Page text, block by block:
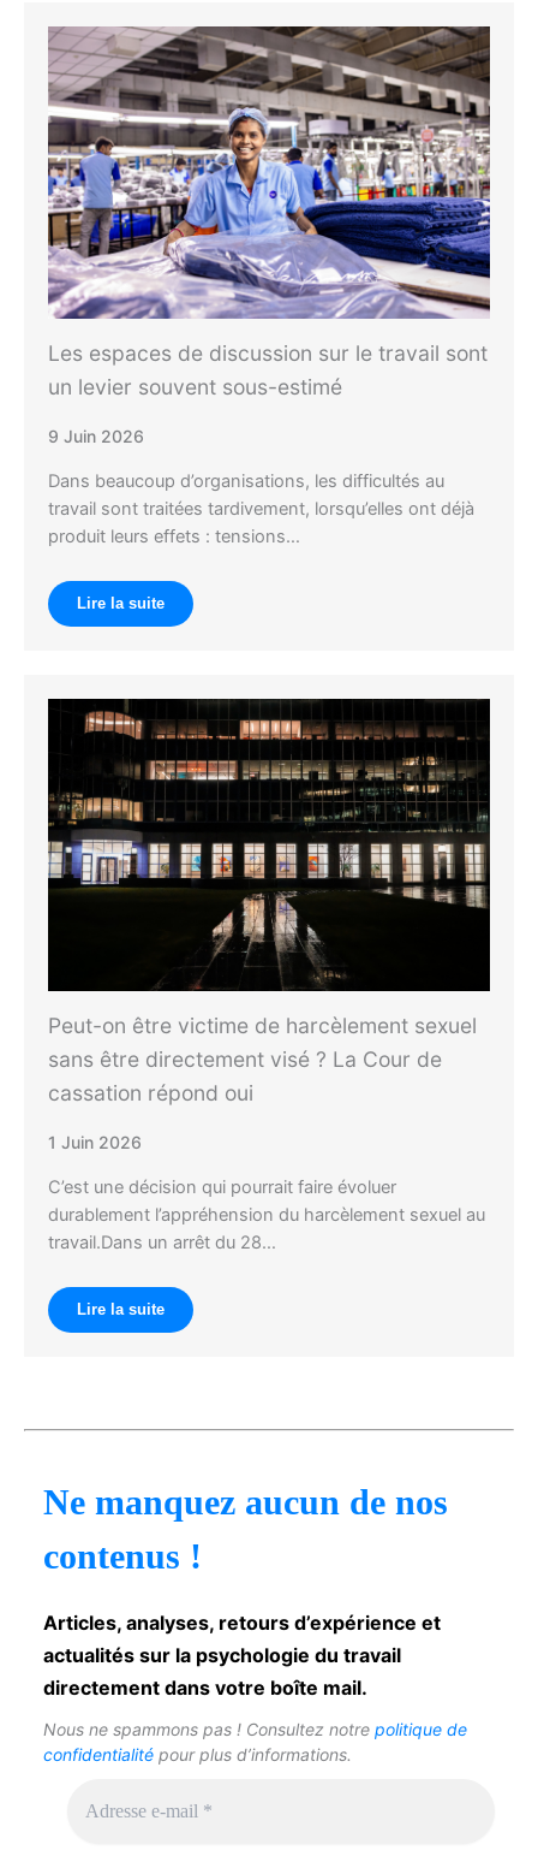
Les espaces de discussion sur le travail sont
un levier souvent sous-estimé
9 Juin 2026
Dans beaucoup d’organisations, les difficultés au
travail sont traitées tardivement, lorsqu’elles ont déjà
produit leurs effets : tensions…
Lire la suite
Peut-on être victime de harcèlement sexuel
sans être directement visé ? La Cour de
cassation répond oui
1 Juin 2026
C’est une décision qui pourrait faire évoluer
durablement l’appréhension du harcèlement sexuel au
travail.Dans un arrêt du 28…
Lire la suite
Ne manquez aucun de nos
contenus !
Articles, analyses, retours d’expérience et
actualités sur la psychologie du travail
directement dans votre boîte mail.
Nous ne spammons pas ! Consultez notre politique de
confidentialité pour plus d’informations.